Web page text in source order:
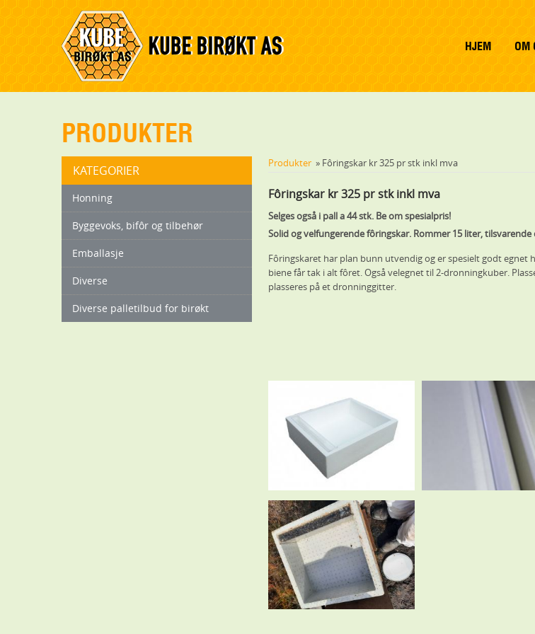
HJEM OM
PRODUKTER
KATEGORIER
Honning
Byggevoks, bifôr og tilbehør
Emballasje
Diverse
Diverse palletilbud for birøkt
Produkter » Fôringskar kr 325 pr stk inkl mva
Fôringskar kr 325 pr stk inkl mva
Selges også i pall a 44 stk. Be om spesialpris!
Solid og velfungerende fôringskar. Rommer 15 liter, tilsvarende
Fôringskaret har plan bunn utvendig og er spesielt godt
biene får tak i alt fôret. Også velegnet til 2-dronningkuber.
plasseres på et dronninggitter.